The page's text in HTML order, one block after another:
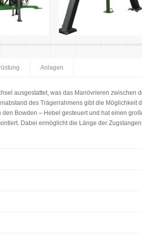
Anlagen
ausgestattet, was das Manövrieren
des Trägerrahmens gibt die Möglichkeit
Bowden – Hebel gesteuert und hat einen
Dabei ermöglicht die Länge der